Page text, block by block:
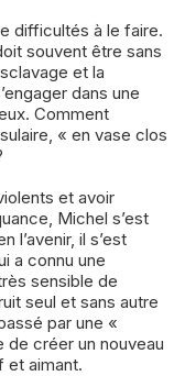
difficultés à le faire.
souvent être sans
et la
dans une
Comment
« en vase clos
et avoir
Michel s’est
l’avenir, il s’est
a connu une
sensible de
seul et sans autre
par une «
de créer un nouveau
et aimant.